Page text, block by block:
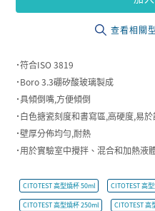
查看相關
˙符合ISO 3819
˙Boro 3.3硼矽酸玻璃製成
˙具傾倒嘴,方便傾倒
˙白色搪瓷刻度和書寫區,高硬度,易
˙壁厚分佈均勻,耐熱
˙用於實驗室中攪拌、混合和加熱液
CITOTEST 高型燒杯 50ml CITOTEST 高
CITOTEST 高型燒杯 250ml CITOTEST 高